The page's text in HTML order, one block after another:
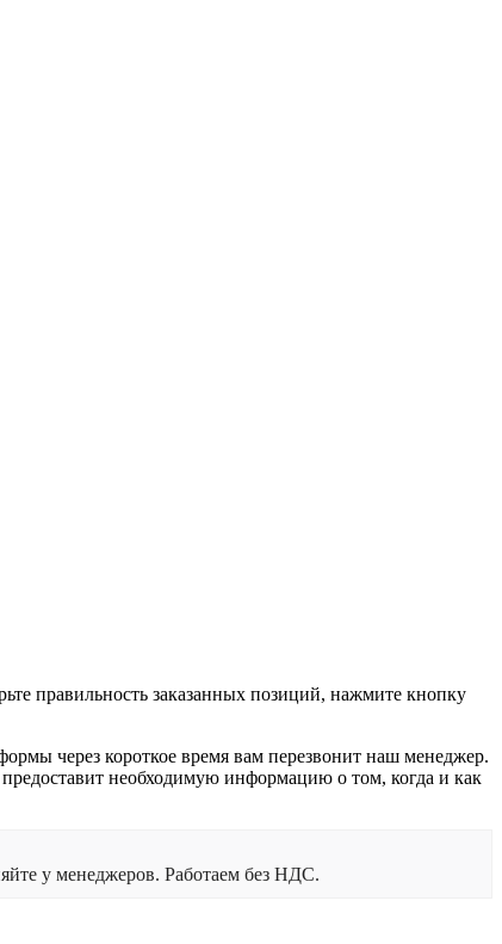
правильность заказанных позиций, нажмите кнопку
через короткое время вам перезвонит наш менеджер.
предоставит необходимую информацию о том, когда и как
у менеджеров. Работаем без НДС.